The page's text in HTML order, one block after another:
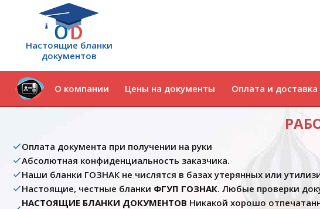
Настоящие бланки
документов
О компании Цены на документы Оплата и доставка
Оплата документа при получении на руки
Абсолютная конфиденциальность заказчика.
Наши бланки ГОЗНАК не числятся в базах утерянных или
Настоящие, честные бланки ФГУП ГОЗНАК. Любые проверки
НАСТОЯЩИЕ БЛАНКИ ДОКУМЕНТОВ Никакой хорошо